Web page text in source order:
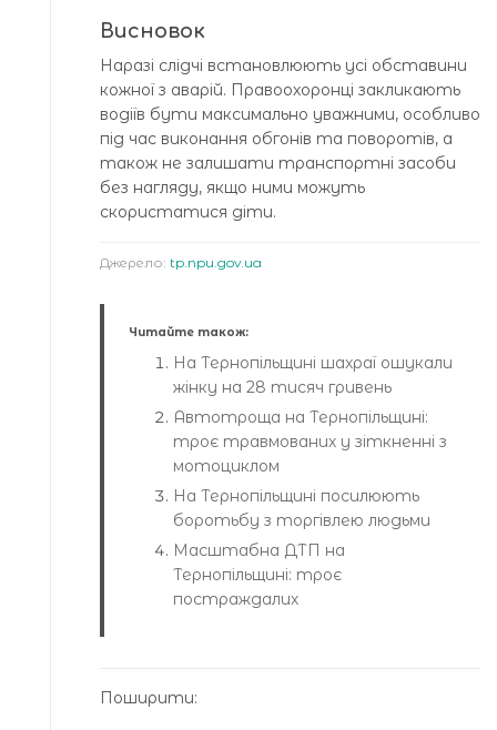
Висновок
Наразі слідчі встановлюють усі обставини
кожної з аварій. Правоохоронці закликають
водіїв бути максимально уважними, особливо
під час виконання обгонів та поворотів, а
також не залишати транспортні засоби
без нагляду, якщо ними можуть
скористатися діти.
Джерело: tp.npu.gov.ua
Читайте також:
На Тернопільщині шахраї ошукали
жінку на 28 тисяч гривень
Автотроща на Тернопільщині:
троє травмованих у зіткненні з
мотоциклом
На Тернопільщині посилюють
боротьбу з торгівлею людьми
Масштабна ДТП на
Тернопільщині: троє
постраждалих
Поширити: